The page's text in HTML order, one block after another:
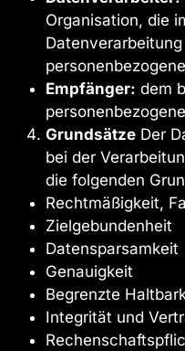
Organisation, die
Empfänger: dem
Grundsätze Der
bei der
die folgenden
Rechtmäßigkeit,
Zielgebundenheit
Datensparsamkeit
Genauigkeit
Begrenzte
Integrität und